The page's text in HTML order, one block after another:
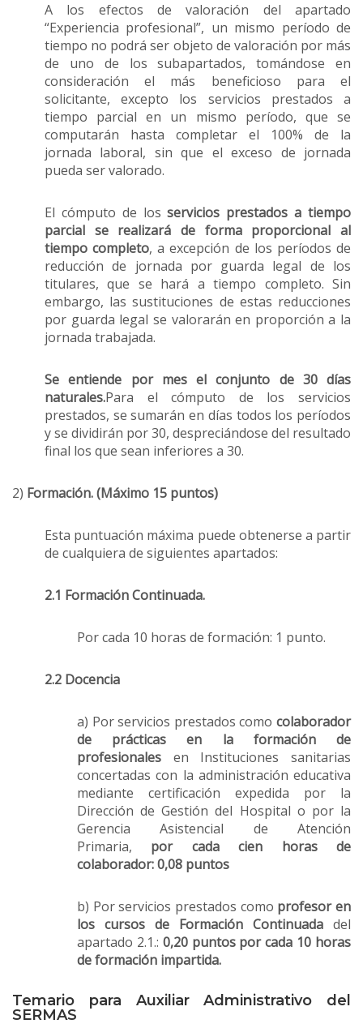
A los efectos de valoración del apartado
“Experiencia profesional”, un mismo período de
tiempo no podrá ser objeto de valoración por más
de uno de los subapartados, tomándose en
consideración el más beneficioso para el
solicitante, excepto los servicios prestados a
tiempo parcial en un mismo período, que se
computarán hasta completar el 100% de la
jornada laboral, sin que el exceso de jornada
pueda ser valorado.
El cómputo de losservicios prestados a tiempo
parcial se realizará de forma proporcional al
tiempo completo, a excepción de los períodos de
reducción de jornada por guarda legal de los
titulares, que se hará a tiempo completo. Sin
embargo, las sustituciones de estas reducciones
por guarda legal se valorarán en proporción a la
jornada trabajada.
Se entiende por mes el conjunto de 30 días
naturales.Para el cómputo de los servicios
prestados, se sumarán en días todos los períodos
y se dividirán por 30, despreciándose del resultado
final los que sean inferiores a 30.
2) Formación. (Máximo 15 puntos)
Esta puntuación máxima puede obtenerse a partir
de cualquiera de siguientes apartados:
2.1 Formación Continuada.
Por cada 10 horas de formación: 1 punto.
2.2 Docencia
a) Por servicios prestados como colaborador
de prácticas en la formación de
profesionales en Instituciones sanitarias
concertadas con la administración educativa
mediante certificación expedida por la
Dirección de Gestión del Hospital o por la
Gerencia Asistencial de Atención
Primaria, por cada cien horas de
colaborador: 0,08 puntos
b) Por servicios prestados como profesor en
los cursos de Formación Continuada del
apartado 2.1.: 0,20 puntos por cada 10 horas
de formación impartida.
Temario para Auxiliar Administrativo del
SERMAS